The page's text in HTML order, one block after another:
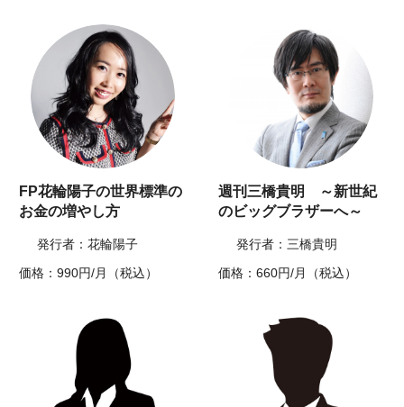
FP花輪陽子の世界標準の
お金の増やし方
発行者：花輪陽子
価格：990円/月（税込）
週刊三橋貴明 ～新世紀
のビッグブラザーへ～
発行者：三橋貴明
価格：660円/月（税込）